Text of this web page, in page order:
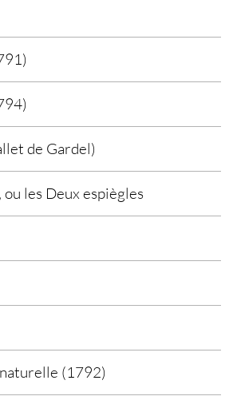
de Gardel)
les Deux espiègles
(1792)